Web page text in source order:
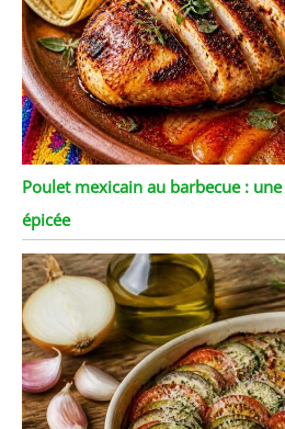
Poulet mexicain au barbecue :
épicée